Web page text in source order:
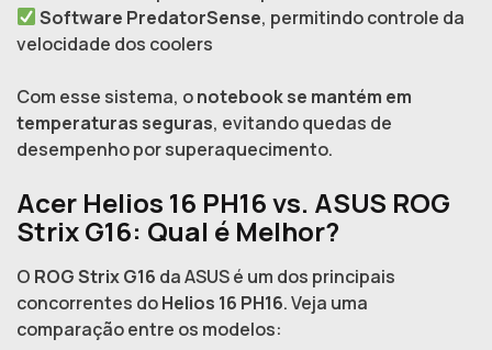
Software PredatorSense, permitindo controle da
velocidade dos coolers
Com esse sistema, onotebook se mantém em
temperaturas seguras, evitando quedas de
desempenho por superaquecimento.
Acer Helios 16 PH16 vs. ASUS ROG
Strix G16: Qual é Melhor?
O ROG Strix G16 da ASUS é um dos principais
concorrentes doHelios 16 PH16. Veja uma
comparação entre os modelos: